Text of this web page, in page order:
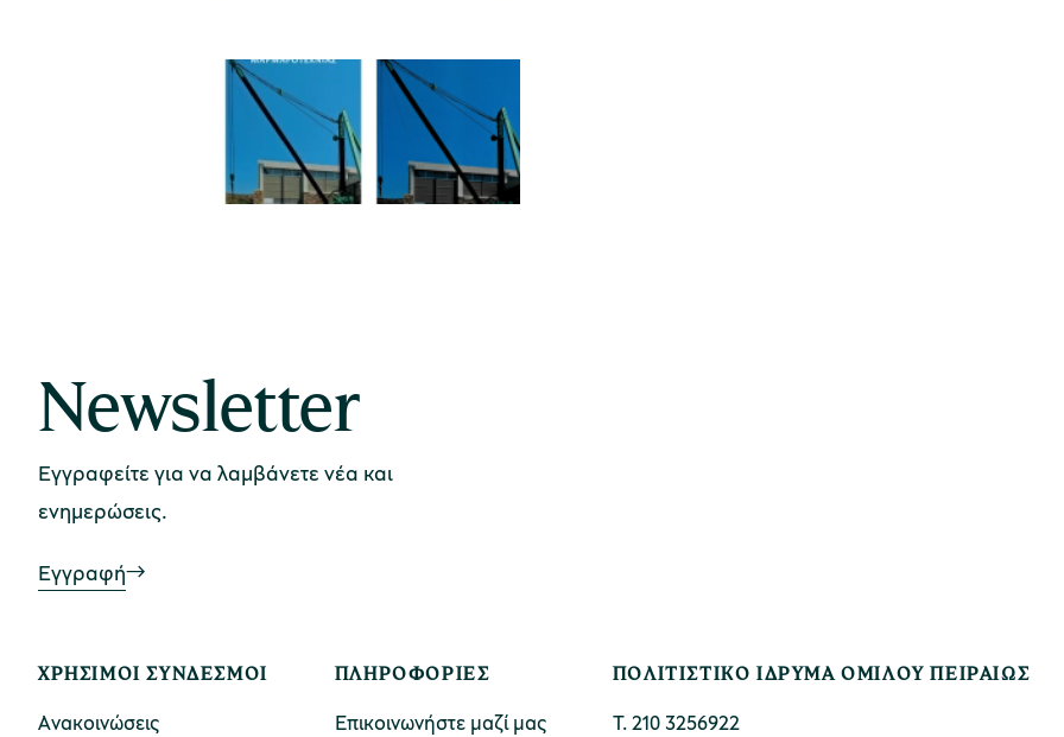
Newsletter
Εγγραφείτε για να λαμβάνετε νέα και
ενημερώσεις.
Εγγραφή
ΧΡΉΣΙΜΟΙ ΣΎΝΔΕΣΜΟΙ
Ανακοινώσεις
ΠΛΗΡΟΦΟΡΊΕΣ
Επικοινωνήστε μαζί μας
ΠΟΛΙΤΙΣΤΙΚΟ ΙΔΡΥΜΑ ΟΜΙΛΟΥ ΠΕΙΡΑΙΩΣ
Τ. 210 3256922